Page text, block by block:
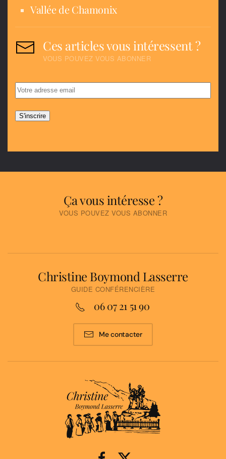
Vallée de Chamonix
Ces articles vous intéressent ?
VOUS POUVEZ VOUS ABONNER
Ça vous intéresse ?
VOUS POUVEZ VOUS ABONNER
Christine Boymond Lasserre
GUIDE CONFÉRENCIÈRE
06 07 21 51 90
Me contacter